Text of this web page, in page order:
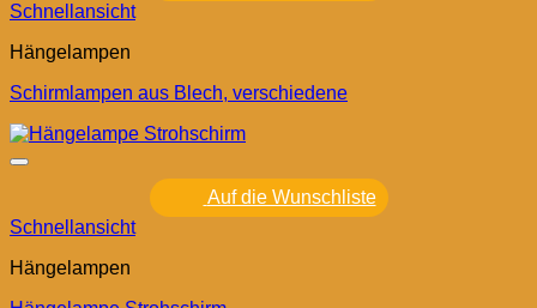
Schnellansicht
Hängelampen
Schirmlampen aus Blech, verschiedene
Auf die Wunschliste
Schnellansicht
Hängelampen